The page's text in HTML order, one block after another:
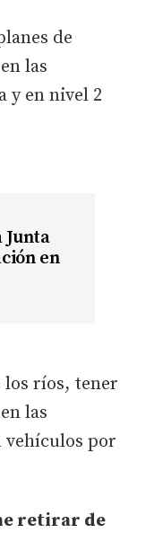
de
en las
y en nivel 2
Junta
en
los ríos, tener
las
vehículos por
retirar de